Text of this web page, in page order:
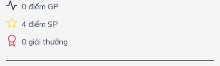
0 điểm GP
4 điểm SP
0 giải thưởng